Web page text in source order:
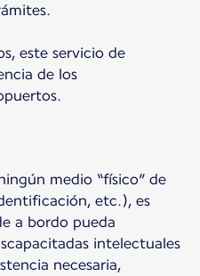
este servicio de
de los
medio “físico” de
etc.), es
a bordo pueda
intelectuales
necesaria,